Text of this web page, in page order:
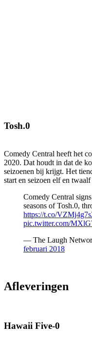
Tosh.0
Comedy Central heeft het
2020. Dat houdt in dat de
seizoenen bij krijgt. Het
start en seizoen elf en
Comedy Central
seasons of Tosh.0,
https://t.co/
pic.twitter.com/
— The Laugh
februari 2018
Afleveringen
Hawaii Five-0